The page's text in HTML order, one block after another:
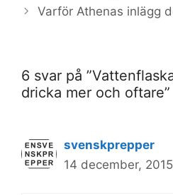
Varför Athenas inlägg
6 svar på
dricka mer och oftare”
svenskprepper
14 december,